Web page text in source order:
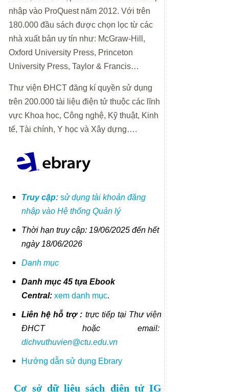
nhập vào ProQuest năm 2012. Với trên
180.000 đầu sách được chọn lọc từ các
nhà xuất bản uy tín như: McGraw-Hill,
Oxford University Press, Princeton
University Press, Taylor & Francis…
Thư viện ĐHCT đăng kí quyền sử dụng
trên 200.000 tài liệu điện tử thuộc các lĩnh
vực Khoa học, Công nghệ, Kỹ thuật, Kinh
tế, Tài chính, Y học và Xây dựng….
Truy cập: sử dụng tài khoản đăng
nhập vào Hệ thống Quản lý
Thời hạn truy cập: 19/06/2025 đến hết
ngày 18/06/2026
Danh mục
Danh mục 45 tựa Ebook
Central: xem danh mục.
Liên hệ hỗ trợ: trực tiếp tại Thư viện
ĐHCT hoặc email:
dichvuthuvien@ctu.edu.vn
Hướng dẫn sử dụng Ebrary
Cơ sở dữ liệu sách điện tử IG